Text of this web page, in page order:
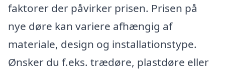
faktorer der påvirker prisen. Prisen på
nye døre kan variere afhængig af
materiale, design og installationstype.
Ønsker du f.eks. trædøre, plastdøre eller